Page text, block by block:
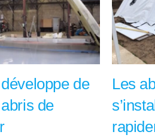
de
de
Les